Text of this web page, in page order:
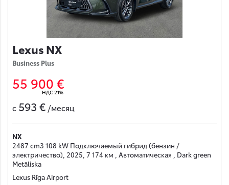
Lexus NX
Business Plus
55 900 €
НДС 21%
с 593 € /месяц
NX
2487 cm3 108 kW Подключаемый гибрид (бензин /
электричество), 2025, 7 174 км , Автоматическая , Dark green
Metāliska
Lexus Rīga Airport